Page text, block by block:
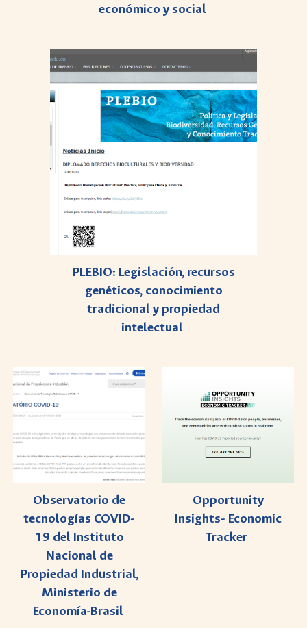
económico y social
PLEBIO: Legislación, recursos
genéticos, conocimiento
tradicional y propiedad
intelectual
Observatorio de
tecnologías COVID-
19 del Instituto
Nacional de
Propiedad Industrial,
Ministerio de
Economía-Brasil
Opportunity
Insights- Economic
Tracker